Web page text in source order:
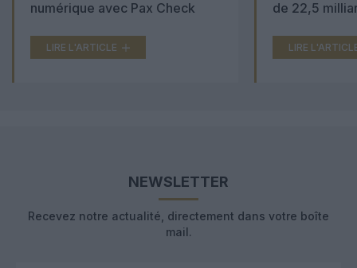
numérique avec Pax Check
LIRE L'ARTICLE
de 22,5
LIRE
NEWSLETTER
Recevez notre actualité, directement dans votre boîte
mail.